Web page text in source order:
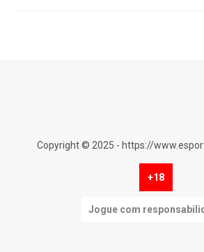
Copyright © 2025 - https://
+18
Jogue com